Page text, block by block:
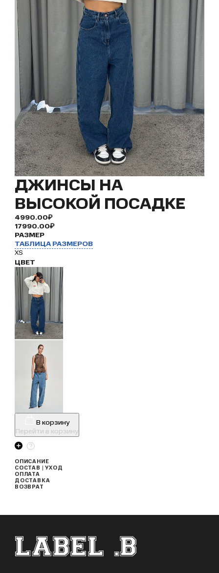
ДЖИНСЫ НА
ВЫСОКОЙ ПОСАДКЕ
4990.00₽
17990.00₽
РАЗМЕР
ТАБЛИЦА РАЗМЕРОВ
XS
ЦВЕТ
В корзину
Перейти в корзину
ОПИСАНИЕ
СОСТАВ | УХОД
ОПЛАТА
ДОСТАВКА
ВОЗВРАТ
ФУТЕР САЙТА